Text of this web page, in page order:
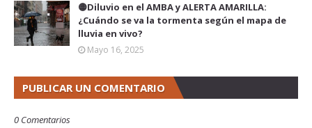
🟡Diluvio en el AMBA y ALERTA AMARILLA:
¿Cuándo se va la tormenta según el mapa de
lluvia en vivo?
Mayo 16, 2025
PUBLICAR UN COMENTARIO
0 Comentarios